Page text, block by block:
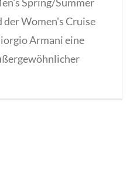
Spring/Summer
Women's Cruise
Armani eine